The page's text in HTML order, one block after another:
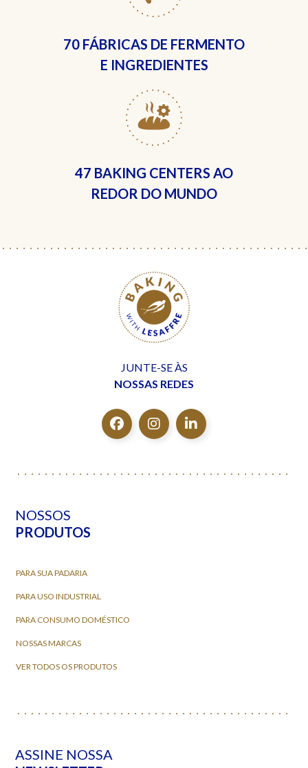
70 FÁBRICAS DE FERMENTO
E INGREDIENTES
47 BAKING CENTERS AO
REDOR DO MUNDO
JUNTE-SE ÀS
NOSSAS REDES
NOSSOS
PRODUTOS
PARA SUA PADARIA
PARA USO INDUSTRIAL
PARA CONSUMO DOMÉSTICO
NOSSAS MARCAS
VER TODOS OS PRODUTOS
ASSINE NOSSA